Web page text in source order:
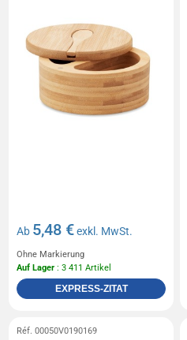
Ab 5,48 €exkl. MwSt.
Ohne Markierung
Auf Lager : 3 411 Artikel
EXPRESS-ZITAT
Réf. 00050V0190169